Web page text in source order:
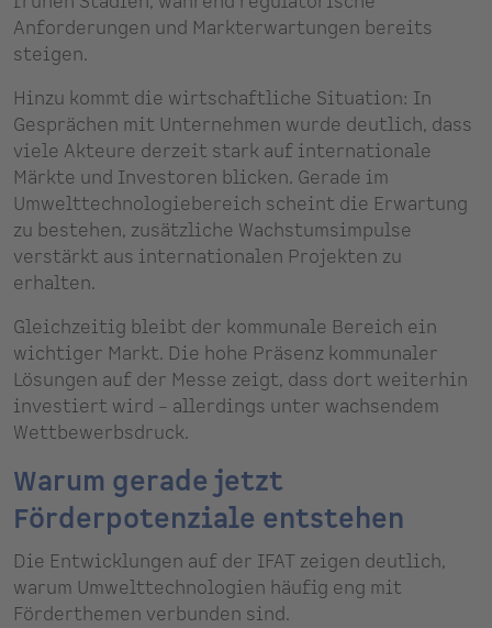
Anforderungen und Markterwartungen bereits
steigen.
Hinzu kommt die wirtschaftliche Situation: In
Gesprächen mit Unternehmen wurde deutlich, dass
viele Akteure derzeit stark auf internationale
Märkte und Investoren blicken. Gerade im
Umwelttechnologiebereich scheint die Erwartung
zu bestehen, zusätzliche Wachstumsimpulse
verstärkt aus internationalen Projekten zu
erhalten.
Gleichzeitig bleibt der kommunale Bereich ein
wichtiger Markt. Die hohe Präsenz kommunaler
Lösungen auf der Messe zeigt, dass dort weiterhin
investiert wird – allerdings unter wachsendem
Wettbewerbsdruck.
Warum gerade jetzt
Förderpotenziale entstehen
Die Entwicklungen auf der IFAT zeigen deutlich,
warum Umwelttechnologien häufig eng mit
Förderthemen verbunden sind.